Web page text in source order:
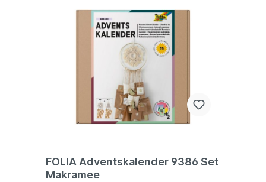
FOLIA Adventskalender 9386 Set
Makramee